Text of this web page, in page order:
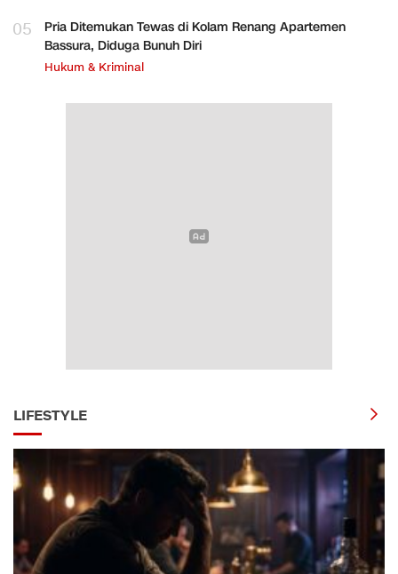
05
Pria Ditemukan Tewas di Kolam Renang Apartemen
Bassura, Diduga Bunuh Diri
Hukum & Kriminal
LIFESTYLE